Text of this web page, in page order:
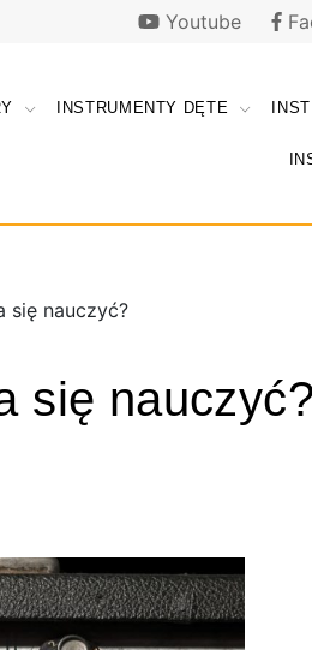
Youtube
INSTRUMENTY DĘTE
się nauczyć?
się nauczyć?